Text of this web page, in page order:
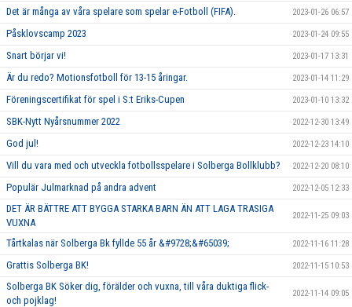
Det är många av våra spelare som spelar e-Fotboll (FIFA). 2023-01-26 06:57
Påsklovscamp 2023 2023-01-24 09:55
Snart börjar vi! 2023-01-17 13:31
Är du redo? Motionsfotboll för 13-15 åringar. 2023-01-14 11:29
Föreningscertifikat för spel i S:t Eriks-Cupen 2023-01-10 13:32
SBK-Nytt Nyårsnummer 2022 2022-12-30 13:49
God jul! 2022-12-23 14:10
Vill du vara med och utveckla fotbollsspelare i Solberga Bollklubb? 2022-12-20 08:10
Populär Julmarknad på andra advent 2022-12-05 12:33
DET ÄR BÄTTRE ATT BYGGA STARKA BARN ÄN ATT LAGA TRASIGA
VUXNA
2022-11-25 09:03
Tårtkalas när Solberga Bk fyllde 55 år &#9728;&#65039; 2022-11-16 11:28
Grattis Solberga BK! 2022-11-15 10:53
Solberga BK Söker dig, förälder och vuxna, till våra duktiga flick-
och pojklag!
2022-11-14 09:05